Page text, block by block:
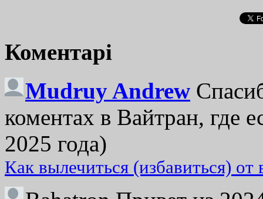
Коментарі
Mudruy Andrew
коментах в Вайтран, где
2025 года)
Как вылечиться (избавиться)